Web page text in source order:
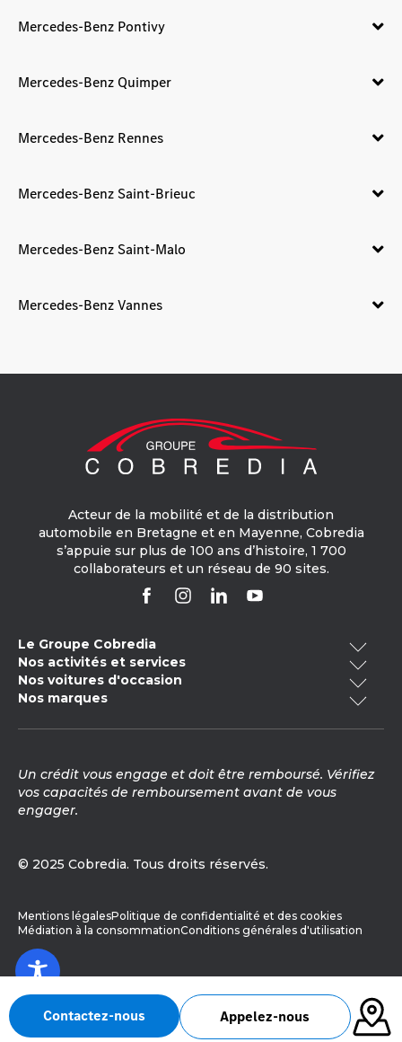
Contactez-nous Appelez-nous
Mercedes-Benz Pontivy
Mercedes-Benz Quimper
Mercedes-Benz Rennes
Mercedes-Benz Saint-Brieuc
Mercedes-Benz Saint-Malo
Mercedes-Benz Vannes
Acteur de la mobilité et de la distribution
automobile en Bretagne et en Mayenne, Cobredia
s’appuie sur plus de 100 ans d’histoire, 1 700
collaborateurs et un réseau de 90 sites.
Le Groupe Cobredia
Qui sommes-nous ?
Nos engagements RSE
Nos activités et services
Cobredia Finance
Contrôle technique
Vente peinture véhicule
Vente de pièces détachées
Vendre votre véhicule
Nos voitures d'occasion
Voitures occasion Bretagne
Voitures occasion électrique
Voitures occasion hybride
Voitures occasion Pays de la Loire
Voitures occasion Peugeot
Nos marques
Volkswagen
Toyota
Opel
Audi
Škoda
DS Automobiles
Lexus
Abarth
Alfa Romeo
Jeep
Toyota Professional
Volkswagen Utilitaires
Fiat Professional
Un crédit vous engage et doit être remboursé. Vérifiez
vos capacités de remboursement avant de vous
engager.
© 2025 Cobredia. Tous droits réservés.
Mentions légalesPolitique de confidentialité et des cookies
Médiation à la consommationConditions générales d'utilisation
Pensez à covoiturer
#SeDéplacerMoinsPolluer